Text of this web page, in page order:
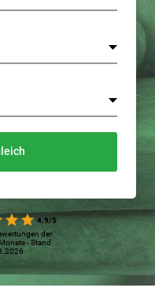
4.9/5
der
- Stand